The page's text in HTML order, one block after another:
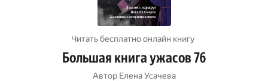
Читать бесплатно онлайн книгу
Большая книга ужасов 76
Автор Елена Усачева